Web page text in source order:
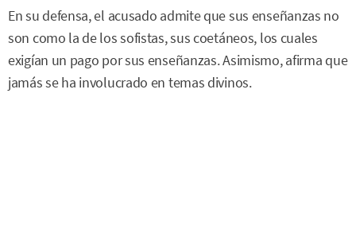
En su defensa, el acusado admite que sus enseñanzas no
son como la de los sofistas, sus coetáneos, los cuales
exigían un pago por sus enseñanzas. Asimismo, afirma que
jamás se ha involucrado en temas divinos.